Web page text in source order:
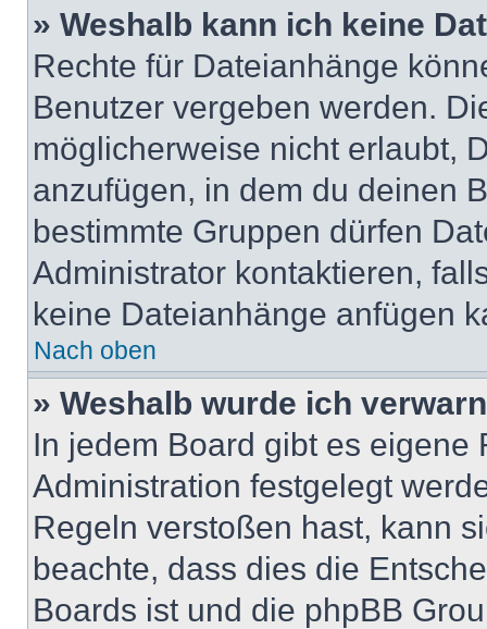
» Weshalb kann ich keine
Rechte für Dateianhänge
Benutzer vergeben werden.
möglicherweise nicht erlaubt,
anzufügen, in dem du deinen
bestimmte Gruppen dürfen
Administrator kontaktieren,
keine Dateianhänge anfügen
Nach oben
» Weshalb wurde ich
In jedem Board gibt es
Administration festgelegt
Regeln verstoßen hast, kann
beachte, dass dies die
Boards ist und die phpBB